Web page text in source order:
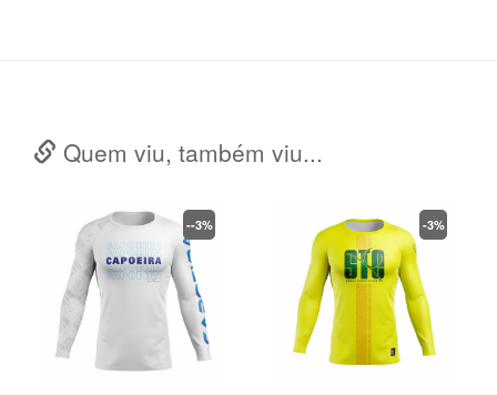
Quem viu, também viu...
--3% -3%